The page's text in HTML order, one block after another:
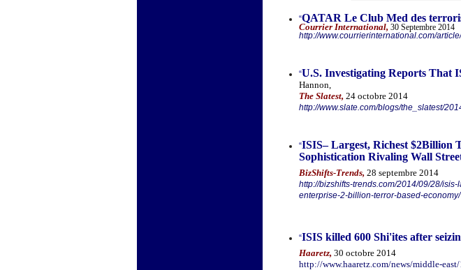
“QATAR Le Club Med des
Courrier International, 30 Septembre 2014
http://www.courrierinternational.com/
“U.S. Investigating Reports That
Hannon
The Slatest, 24 octobre 2014
http://www.slate.com/blogs/the_slatest/
“ISIS– Largest, Richest $2Billion
Sophistication Rivaling Wall
BizShifts-Trends, 28 septembre 2014
http://bizshifts-trends.com/2014/09/28/
enterprise-2-billion-terror-based-economy/
“ISIS killed 600 Shi'ites after
Haaretz, 30 octobre 2014
http://www.haaretz.com/news/middle-